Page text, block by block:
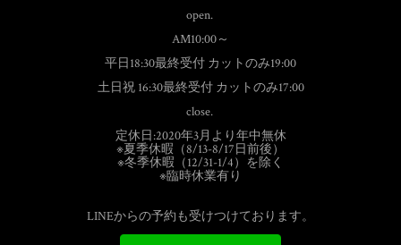
open.
AM10:00～
平日18:30最終受付 カットのみ19:00
土日祝 16:30最終受付 カットのみ17:00
close.
定休日:2020年3月より年中無休
※夏季休暇（8/13-8/17日前後）
※冬季休暇（12/31-1/4）を除く
※臨時休業有り
LINEからの予約も受けつけております。